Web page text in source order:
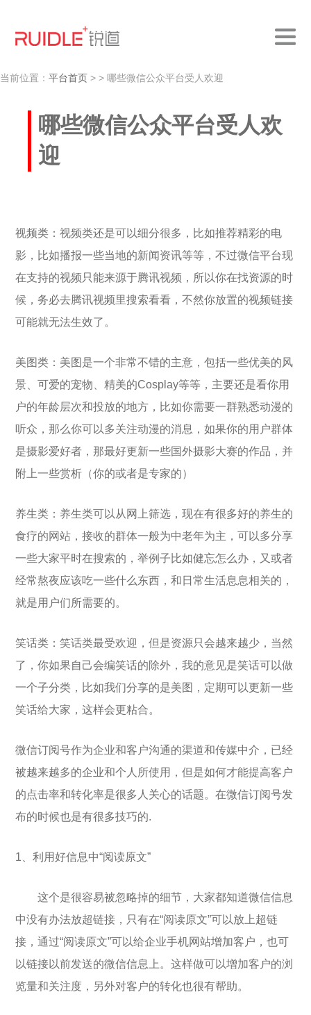
当前位置： 平台首页 > > 哪些微信公众平台受人欢迎
哪些微信公众平台受人欢
迎
视频类：视频类还是可以细分很多，比如推荐精彩的电
影，比如播报一些当地的新闻资讯等等，不过微信平台现
在支持的视频只能来源于腾讯视频，所以你在找资源的时
候，务必去腾讯视频里搜索看看，不然你放置的视频链接
可能就无法生效了。
美图类：美图是一个非常不错的主意，包括一些优美的风
景、可爱的宠物、精美的Cosplay等等，主要还是看你用
户的年龄层次和投放的地方，比如你需要一群熟悉动漫的
听众，那么你可以多关注动漫的消息，如果你的用户群体
是摄影爱好者，那最好更新一些国外摄影大赛的作品，并
附上一些赏析（你的或者是专家的）
养生类：养生类可以从网上筛选，现在有很多好的养生的
食疗的网站，接收的群体一般为中老年为主，可以多分享
一些大家平时在搜索的，举例子比如健忘怎么办，又或者
经常熬夜应该吃一些什么东西，和日常生活息息相关的，
就是用户们所需要的。
笑话类：笑话类最受欢迎，但是资源只会越来越少，当然
了，你如果自己会编笑话的除外，我的意见是笑话可以做
一个子分类，比如我们分享的是美图，定期可以更新一些
笑话给大家，这样会更粘合。
微信订阅号作为企业和客户沟通的渠道和传媒中介，已经
被越来越多的企业和个人所使用，但是如何才能提高客户
的点击率和转化率是很多人关心的话题。在微信订阅号发
布的时候也是有很多技巧的.
1、利用好信息中“阅读原文”
这个是很容易被忽略掉的细节，大家都知道微信信息
中没有办法放超链接，只有在“阅读原文”可以放上超链
接，通过“阅读原文”可以给企业手机网站增加客户，也可
以链接以前发送的微信信息上。这样做可以增加客户的浏
览量和关注度，另外对客户的转化也很有帮助。